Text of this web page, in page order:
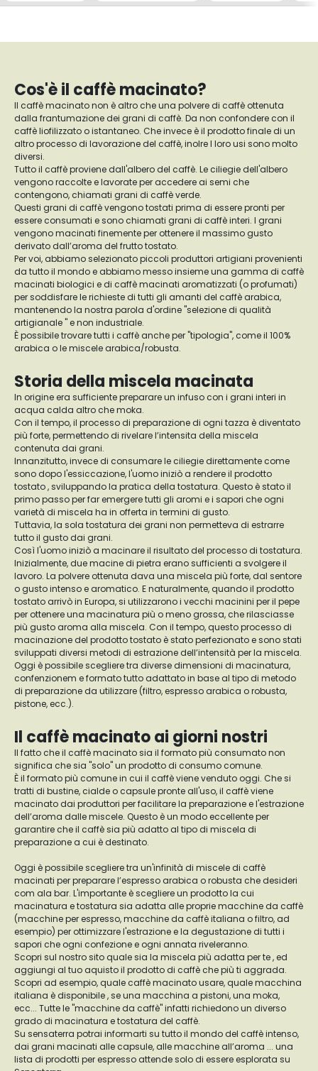
Cos'è il caffè macinato?
Il caffè macinato non è altro che una polvere di caffè ottenuta
dalla frantumazione dei grani di caffè. Da non confondere con il
caffè liofilizzato o istantaneo. Che invece è il prodotto finale di un
altro processo di lavorazione del caffè, inolre I loro usi sono molto
diversi.
Tutto il caffè proviene dall'albero del caffè. Le ciliegie dell'albero
vengono raccolte e lavorate per accedere ai semi che
contengono, chiamati grani di caffè verde.
Questi grani di caffè vengono tostati prima di essere pronti per
essere consumati e sono chiamati grani di caffè interi. I grani
vengono macinati finemente per ottenere il massimo gusto
derivato dall’aroma del frutto tostato.
Per voi, abbiamo selezionato piccoli produttori artigiani provenienti
da tutto il mondo e abbiamo messo insieme una gamma di caffè
macinati biologici e di caffè macinati aromatizzati (o profumati)
per soddisfare le richieste di tutti gli amanti del caffè arabica,
mantenendo la nostra parola d'ordine "selezione di qualità
artigianale " e non industriale.
È possibile trovare tutti i caffè anche per "tipologia", come il 100%
arabica o le miscele arabica/robusta.
Storia della miscela macinata
In origine era sufficiente preparare un infuso con i grani interi in
acqua calda altro che moka.
Con il tempo, il processo di preparazione di ogni tazza è diventato
più forte, permettendo di rivelare l’intensita della miscela
contenuta dai grani.
Innanzitutto, invece di consumare le ciliegie direttamente come
sono dopo l'essiccazione, l'uomo iniziò a rendere il prodotto
tostato , sviluppando la pratica della tostatura. Questo è stato il
primo passo per far emergere tutti gli aromi e i sapori che ogni
varietà di miscela ha in offerta in termini di gusto.
Tuttavia, la sola tostatura dei grani non permetteva di estrarre
tutto il gusto dai grani.
Così l'uomo iniziò a macinare il risultato del processo di tostatura.
Inizialmente, due macine di pietra erano sufficienti a svolgere il
lavoro. La polvere ottenuta dava una miscela più forte, dal sentore
o gusto intenso e aromatico. E naturalmente, quando il prodotto
tostato arrivò in Europa, si utilizzarono i vecchi macinini per il pepe
per ottenere una macinatura più o meno grossa, che rilasciasse
più gusto aroma alla miscela. Con il tempo, questo processo di
macinazione del prodotto tostato è stato perfezionato e sono stati
sviluppati diversi metodi di estrazione dell’intensità per la miscela.
Oggi è possibile scegliere tra diverse dimensioni di macinatura,
confenzionem e formato tutto adattato in base al tipo di metodo
di preparazione da utilizzare (filtro, espresso arabica o robusta,
pistone, ecc.).
Il caffè macinato ai giorni nostri
Il fatto che il caffè macinato sia il formato più consumato non
significa che sia "solo" un prodotto di consumo comune.
È il formato più comune in cui il caffè viene venduto oggi. Che si
tratti di bustine, cialde o capsule pronte all'uso, il caffè viene
macinato dai produttori per facilitare la preparazione e l'estrazione
dell’aroma dalle miscele. Questo è un modo eccellente per
garantire che il caffè sia più adatto al tipo di miscela di
preparazione a cui è destinato.
Oggi è possibile scegliere tra un'infinità di miscele di caffè
macinati per preparare l’espresso arabica o robusta che desideri
com ala bar. L'importante è scegliere un prodotto la cui
macinatura e tostatura sia adatta alle proprie macchine da caffè
(macchine per espresso, macchine da caffè italiana o filtro, ad
esempio) per ottimizzare l'estrazione e la degustazione di tutti i
sapori che ogni confezione e ogni annata riveleranno.
Scopri sul nostro sito quale sia la miscela più adatta per te , ed
aggiungi al tuo aquisto il prodotto di caffè che più ti aggrada.
Scopri ad esempio, quale caffè macinato usare, quale macchina
italiana è disponibile , se una macchina a pistoni, una moka,
ecc... Tutte le "macchine da caffè" infatti richiedono un diverso
grado di macinatura e tostatura del caffè.
Su sensaterra potrai informarti su tutto il mondo del caffè intenso,
dai grani macinati alle capsule, alle macchine all’aroma ... una
lista di prodotti per espresso attende solo di essere esplorata su